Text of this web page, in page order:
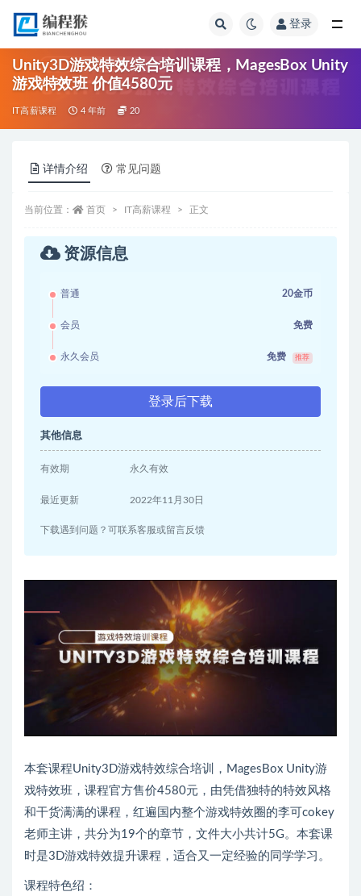
登录
Unity3D游戏特效综合培训课程，MagesBox Unity
游戏特效班 价值4580元
IT高薪课程 4 年前 20
详情介绍 常见问题
当前位置： 首页 IT高薪课程 正文
资源信息
普通 20金币
会员 免费
永久会员 免费 推荐
登录后下载
其他信息
有效期 永久有效
最近更新 2022年11月30日
下载遇到问题？可联系客服或留言反馈
本套课程Unity3D游戏特效综合培训，MagesBox Unity游
戏特效班，课程官方售价4580元，由凭借独特的特效风格
和干货满满的课程，红遍国内整个游戏特效圈的李可cokey
老师主讲，共分为19个的章节，文件大小共计5G。本套课
时是3D游戏特效提升课程，适合又一定经验的同学学习。
课程特色绍：